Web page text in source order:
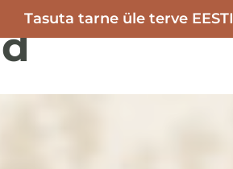
Tasuta tarne üle terve EESTI